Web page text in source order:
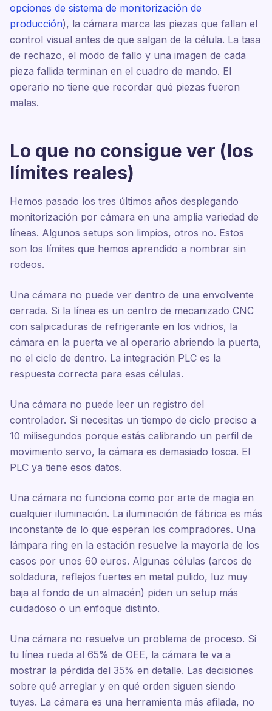
opciones de sistema de monitorización de
producción), la cámara marca las piezas que fallan el
control visual antes de que salgan de la célula. La tasa
de rechazo, el modo de fallo y una imagen de cada
pieza fallida terminan en el cuadro de mando. El
operario no tiene que recordar qué piezas fueron
malas.
Lo que no consigue ver (los
límites reales)
Hemos pasado los tres últimos años desplegando
monitorización por cámara en una amplia variedad de
líneas. Algunos setups son limpios, otros no. Estos
son los límites que hemos aprendido a nombrar sin
rodeos.
Una cámara no puede ver dentro de una envolvente
cerrada. Si la línea es un centro de mecanizado CNC
con salpicaduras de refrigerante en los vidrios, la
cámara en la puerta ve al operario abriendo la puerta,
no el ciclo de dentro. La integración PLC es la
respuesta correcta para esas células.
Una cámara no puede leer un registro del
controlador. Si necesitas un tiempo de ciclo preciso a
10 milisegundos porque estás calibrando un perfil de
movimiento servo, la cámara es demasiado tosca. El
PLC ya tiene esos datos.
Una cámara no funciona como por arte de magia en
cualquier iluminación. La iluminación de fábrica es más
inconstante de lo que esperan los compradores. Una
lámpara ring en la estación resuelve la mayoría de los
casos por unos 60 euros. Algunas células (arcos de
soldadura, reflejos fuertes en metal pulido, luz muy
baja al fondo de un almacén) piden un setup más
cuidadoso o un enfoque distinto.
Una cámara no resuelve un problema de proceso. Si
tu línea rueda al 65% de OEE, la cámara te va a
mostrar la pérdida del 35% en detalle. Las decisiones
sobre qué arreglar y en qué orden siguen siendo
tuyas. La cámara es una herramienta más afilada, no